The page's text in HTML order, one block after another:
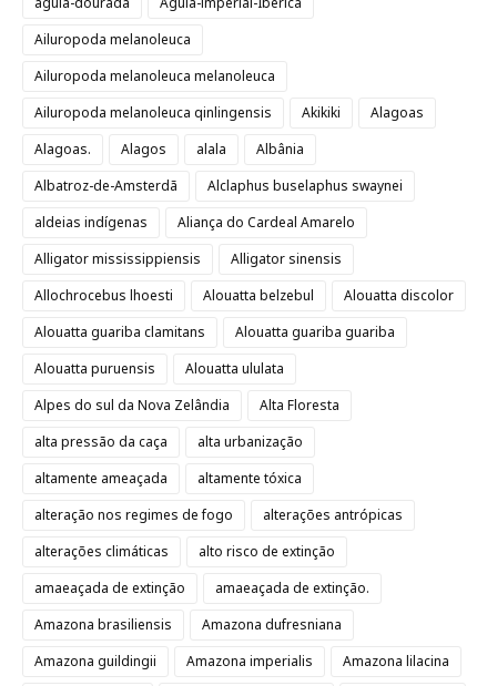
Ailuropoda melanoleuca
Ailuropoda melanoleuca melanoleuca
Ailuropoda melanoleuca qinlingensis
Akikiki
Alagoas
Alagoas.
Alagos alala
Albânia
Albatroz-de-Amsterdã
Alclaphus buselaphus swaynei
aldeias indígenas
Aliança do Cardeal Amarelo
Alligator mississippiensis
Alligator sinensis
Allochrocebus lhoesti
Alouatta belzebul
Alouatta discolor
Alouatta guariba clamitans
Alouatta guariba guariba
Alouatta puruensis
Alouatta ululata
Alpes do sul da Nova Zelândia
Alta Floresta
alta pressão da caça
alta urbanização
altamente ameaçada
altamente tóxica
alteração nos regimes de fogo
alterações antrópicas
alterações climáticas
alto risco de extinção
amaeaçada de extinção
amaeaçada de extinção.
Amazona brasiliensis
Amazona dufresniana
Amazona guildingii
Amazona imperialis
Amazona lilacina